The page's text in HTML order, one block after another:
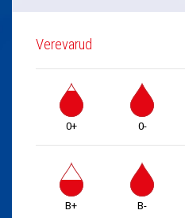
Verevarud
0+ 0-
B+ B-